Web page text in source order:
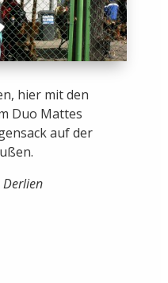
hier mit den
Duo Mattes
auf der
Derlien